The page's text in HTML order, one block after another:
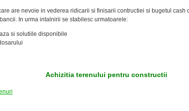
are nevoie in vederea ridicarii si finisarii contructiei si bugetul cash
In urma intalnirii se stabilesc urmatoarele:
si solutiile disponibile
Achizitia terenului pentru constructii